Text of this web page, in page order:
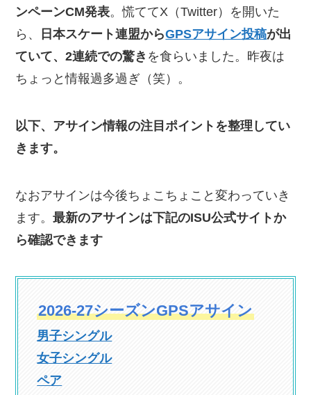
ンペーンCM発表。慌ててX（Twitter）を開いた
ら、
日本スケート連盟からGPSアサイン投稿が出
ていて、2連続での驚き を食らいました。昨夜は
ちょっと情報過多過ぎ（笑）。
以下、アサイン情報の注目ポイントを整理してい
きます。
なおアサインは今後ちょこちょこと変わっていき
ます。最新のアサインは下記のISU公式サイトか
ら確認できます
2026‐27シーズンGPSアサイン
男子シングル
女子シングル
ペア